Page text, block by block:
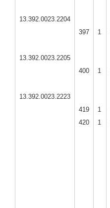
13.392.0023.2204
13.392.0023.2205
13.392.0023.2223
397
400
419
420
1
1
1
1